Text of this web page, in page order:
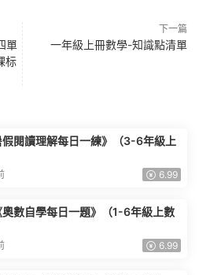
單
标
下一篇
一年級上冊數學-知識點清單
閱讀理解每日一練》（3-6年級上
6.99
數自學每日一題》（1-6年級上數
6.99